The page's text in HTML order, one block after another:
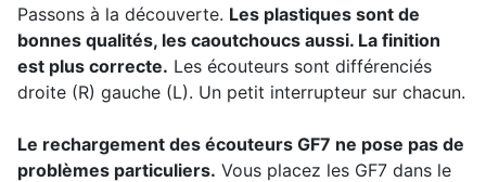
Passons à la découverte. Les plastiques sont de
bonnes qualités, les caoutchoucs aussi. La finition
est plus correcte. Les écouteurs sont différenciés
droite (R) gauche (L). Un petit interrupteur sur chacun.
Le rechargement des écouteurs GF7 ne pose pas de
problèmes particuliers. Vous placez les GF7 dans le